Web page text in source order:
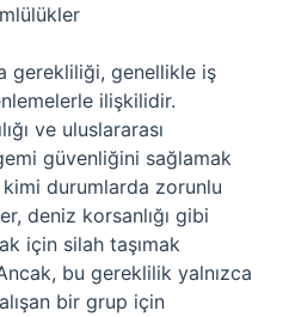
gerekliliği, genellikle iş
ilişkilidir.
ve uluslararası
güvenliğini sağlamak
kimi durumlarda zorunlu
deniz korsanlığı gibi
için silah taşımak
bu gereklilik yalnızca
bir grup için